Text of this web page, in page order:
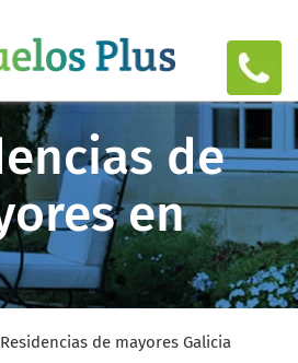
de
en
Residencias de mayores Galicia